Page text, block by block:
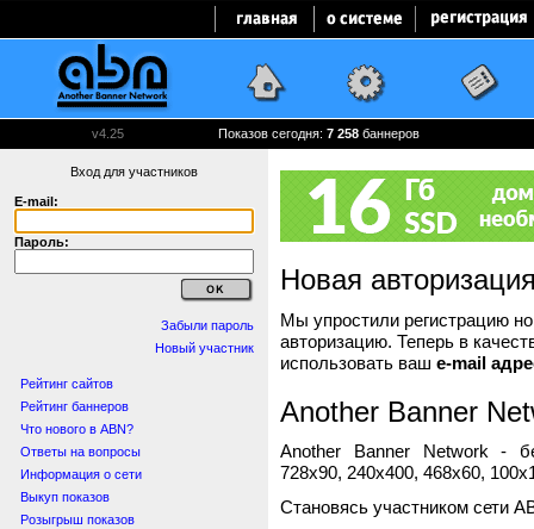
v4.25 Показов сегодня: 7 258 баннеров
Вход для участников
E-mail:
Пароль:
Забыли пароль
Новый участник
Рейтинг сайтов
Рейтинг баннеров
Что нового в ABN?
Ответы на вопросы
Информация о сети
Выкуп показов
Розыгрыш показов
Новая
Мы упростили регистрацию
авторизацию. Теперь в
использовать ваш e-mail
Another Banner
Another Banner Network -
728x90, 240x400, 468x60,
Становясь участником сети